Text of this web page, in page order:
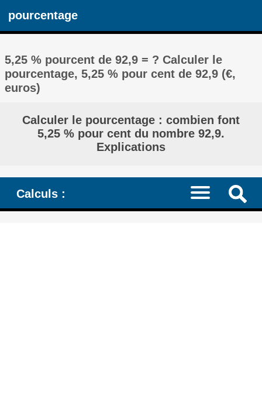
pourcentage
5,25 % pourcent de 92,9 = ? Calculer le
pourcentage, 5,25 % pour cent de 92,9 (€,
euros)
Calculer le pourcentage : combien font
5,25 % pour cent du nombre 92,9.
Explications
Calculs :